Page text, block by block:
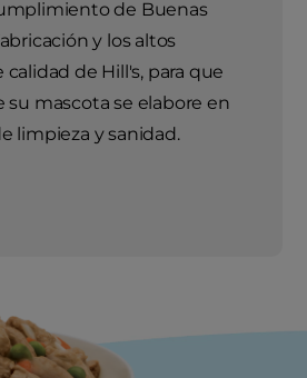
de Buenas
y los altos
de Hill's, para que
su mascota se elabore en
limpieza y sanidad.